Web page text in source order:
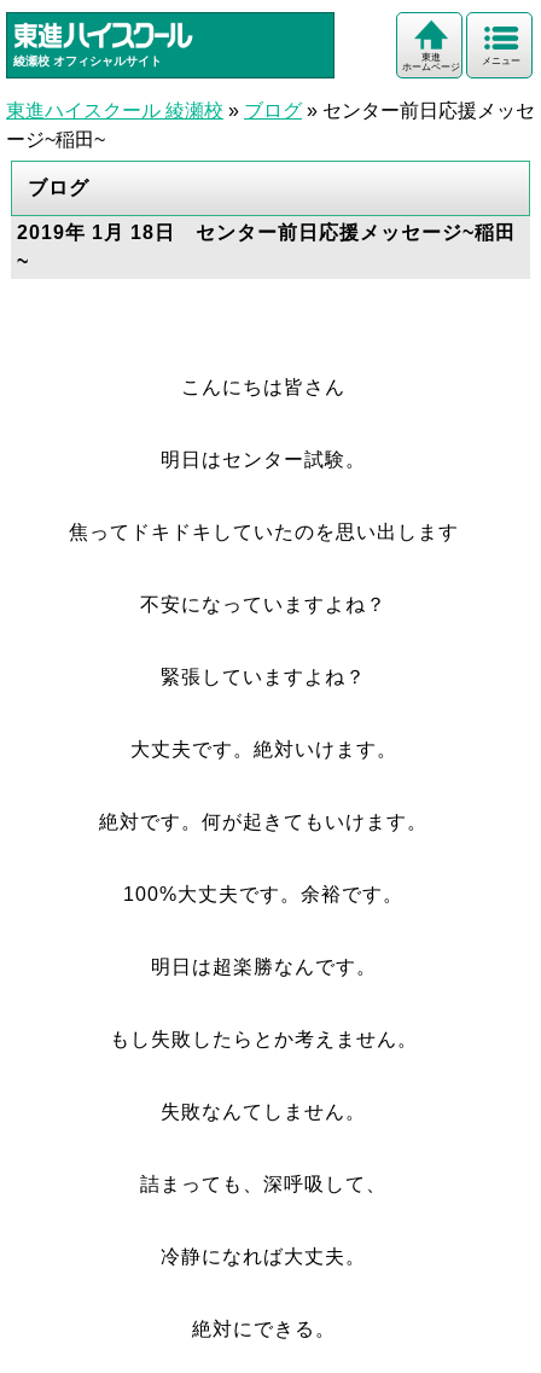
綾瀬校 オフィシャルサイト メニュー
東進
ホームページ
東進ハイスクール 綾瀬校 » ブログ » センター前日応援メッセ
ージ~稲田~
ブログ
2019年 1月 18日 センター前日応援メッセージ~稲田
~
こんにちは皆さん
明日はセンター試験。
焦ってドキドキしていたのを思い出します
不安になっていますよね？
緊張していますよね？
大丈夫です。絶対いけます。
絶対です。何が起きてもいけます。
100%大丈夫です。余裕です。
明日は超楽勝なんです。
もし失敗したらとか考えません。
失敗なんてしません。
詰まっても、深呼吸して、
冷静になれば大丈夫。
絶対にできる。